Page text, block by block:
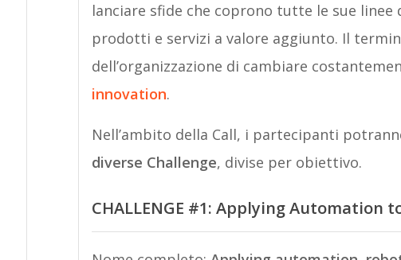
lanciare sfide che coprono tutte le sue linee
prodotti e servizi a valore aggiunto. Il
dell’organizzazione di cambiare
innovation.
Nell’ambito della Call, i partecipanti
diverse Challenge, divise per obiettivo.
CHALLENGE #1: Applying Automation